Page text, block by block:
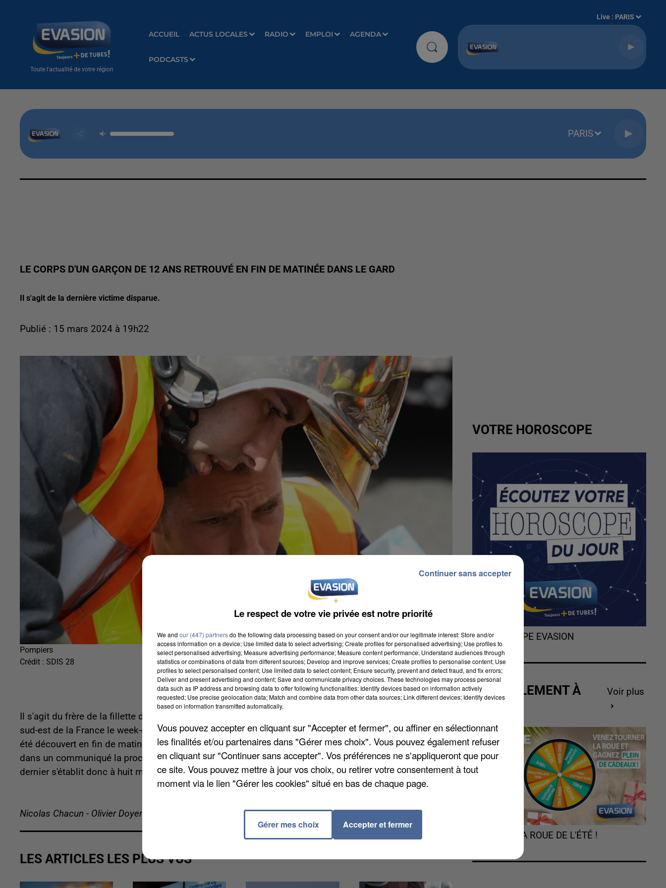
Toute l'actualité de votre région
ACCUEIL ACTUS LOCALES RADIO EMPLOI AGENDA
PODCASTS
Live : PARIS
PARIS
LE CORPS D'UN GARÇON DE 12 ANS RETROUVÉ EN FIN DE MATINÉE DANS LE GARD
Il s'agit de la dernière victime disparue.
Publié : 15 mars 2024 à 19h22
Pompiers
Crédit : SDIS 28
Il s'agit du frère de la fillette de quatre ans emportée avec leur père dans les crues qui ont frappé le
sud-est de la France le week-end dernier. « Le corps du dernier enfant disparu, âgé de 12 ans et demi, a
été découvert en fin de matinée par les militaires du groupement de gendarmerie du Gard », a précisé
dans un communiqué la procureure de Nîmes, Cécile Gensac. Le bilan des intempéries du week-end
dernier s'établit donc à huit morts.
Nicolas Chacun - Olivier Doyen
LES ARTICLES LES PLUS VUS
VOTRE HOROSCOPE
L'HOROSCOPE EVASION
ACTUELLEMENT À
GAGNER
Voir plus
TOURNEZ LA ROUE DE L'ÉTÉ !
Le respect de votre vie privée est notre priorité
We and our (447) partnersdo the following data processing based on your consent and/or our legitimate interest: Store and/or
access information on a device; Use limited data to select advertising; Create profiles for personalised advertising; Use profiles to
select personalised advertising; Measure advertising performance; Measure content performance; Understand audiences through
statistics or combinations of data from different sources; Develop and improve services; Create profiles to personalise content; Use
profiles to select personalised content; Use limited data to select content; Ensure security, prevent and detect fraud, and fix errors;
Deliver and present advertising and content; Save and communicate privacy choices. These technologies may process personal
data such as IP address and browsing data to offer following functionalities: Identify devices based on information actively
requested; Use precise geolocation data; Match and combine data from other data sources; Link different devices; Identify devices
based on information transmitted automatically.
Vous pouvez accepter en cliquant sur "Accepter et fermer", ou affiner en sélectionnant
les finalités et/ou partenaires dans "Gérer mes choix". Vous pouvez également refuser
en cliquant sur "Continuer sans accepter". Vos préférences ne s'appliqueront que pour
ce site. Vous pouvez mettre à jour vos choix, ou retirer votre consentement à tout
moment via le lien "Gérer les cookies" situé en bas de chaque page.
Gérer mes choix Accepter et fermer
Continuer sans accepter